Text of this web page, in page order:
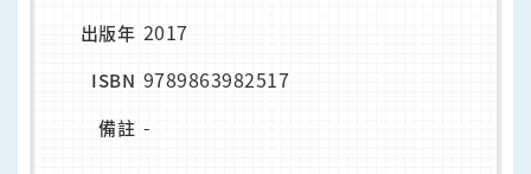
出版年 2017
ISBN 9789863982517
備註 -